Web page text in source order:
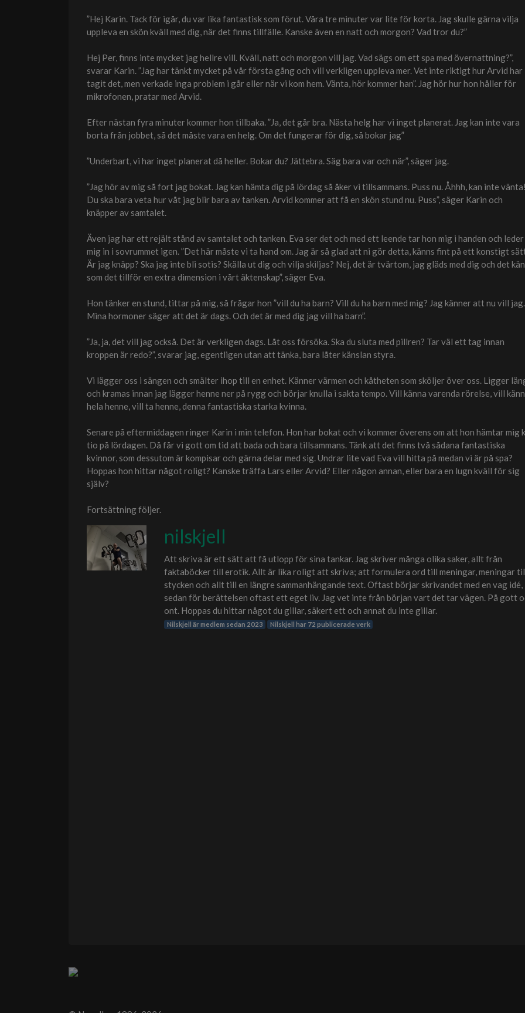
”Hej Karin. Tack för igår, du var lika fantastisk som förut. Våra tre minuter var lite för korta. Jag skulle gärna vilja
uppleva en skön kväll med dig, när det finns tillfälle. Kanske även en natt och morgon? Vad tror du?”
Hej Per, finns inte mycket jag hellre vill. Kväll, natt och morgon vill jag. Vad sägs om ett spa med övernattning?”,
svarar Karin. ”Jag har tänkt mycket på vår första gång och vill verkligen uppleva mer. Vet inte riktigt hur Arvid har
tagit det, men verkade inga problem i går eller när vi kom hem. Vänta, hör kommer han”. Jag hör hur hon håller för
mikrofonen, pratar med Arvid.
Efter nästan fyra minuter kommer hon tillbaka. ”Ja, det går bra. Nästa helg har vi inget planerat. Jag kan inte vara
borta från jobbet, så det måste vara en helg. Om det fungerar för dig, så bokar jag”
”Underbart, vi har inget planerat då heller. Bokar du? Jättebra. Säg bara var och när”, säger jag.
”Jag hör av mig så fort jag bokat. Jag kan hämta dig på lördag så åker vi tillsammans. Puss nu. Åhhh, kan inte vänta!
Du ska bara veta hur våt jag blir bara av tanken. Arvid kommer att få en skön stund nu. Puss”, säger Karin och
knäpper av samtalet.
Även jag har ett rejält stånd av samtalet och tanken. Eva ser det och med ett leende tar hon mig i handen och leder
mig in i sovrummet igen. ”Det här måste vi ta hand om. Jag är så glad att ni gör detta, känns fint på ett konstigt
Är jag knäpp? Ska jag inte bli sotis? Skälla ut dig och vilja skiljas? Nej, det är tvärtom, jag gläds med dig och det
som det tillför en extra dimension i vårt äktenskap”, säger Eva.
Hon tänker en stund, tittar på mig, så frågar hon ”vill du ha barn? Vill du ha barn med mig? Jag känner att nu vill jag.
Mina hormoner säger att det är dags. Och det är med dig jag vill ha barn”.
”Ja, ja, det vill jag också. Det är verkligen dags. Låt oss försöka. Ska du sluta med pillren? Tar väl ett tag innan
kroppen är redo?”, svarar jag, egentligen utan att tänka, bara låter känslan styra.
Vi lägger oss i sängen och smälter ihop till en enhet. Känner värmen och kåtheten som sköljer över oss. Ligger
och kramas innan jag lägger henne ner på rygg och börjar knulla i sakta tempo. Vill känna varenda rörelse, vill
hela henne, vill ta henne, denna fantastiska starka kvinna.
Senare på eftermiddagen ringer Karin i min telefon. Hon har bokat och vi kommer överens om att hon hämtar mig
tio på lördagen. Då får vi gott om tid att bada och bara tillsammans. Tänk att det finns två sådana fantastiska
kvinnor, som dessutom är kompisar och gärna delar med sig. Undrar lite vad Eva vill hitta på medan vi är på spa?
Hoppas hon hittar något roligt? Kanske träffa Lars eller Arvid? Eller någon annan, eller bara en lugn kväll för sig
själv?
Fortsättning följer.
nilskjell
Att skriva är ett sätt att få utlopp för sina tankar. Jag skriver många olika saker, allt från
faktaböcker till erotik. Allt är lika roligt att skriva; att formulera ord till meningar, meningar
stycken och allt till en längre sammanhängande text. Oftast börjar skrivandet med en vag idé,
sedan för berättelsen oftast ett eget liv. Jag vet inte från början vart det tar vägen. På gott
ont. Hoppas du hittar något du gillar, säkert ett och annat du inte gillar.
Nilskjell är medlem sedan 2023 Nilskjell har 72 publicerade verk